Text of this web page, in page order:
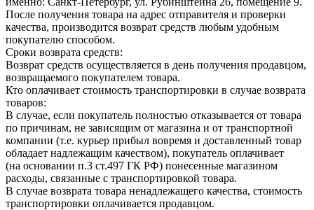
После получения товара на адрес отправителя и проверки
качества, производится возврат средств любым удобным
покупателю способом.
Сроки возврата средств:
Возврат средств осуществляется в день получения продавцом,
возвращаемого покупателем товара.
Кто оплачивает стоимость транспортировки в случае возврата
товаров:
В случае, если покупатель полностью отказывается от товара
по причинам, не зависящим от магазина и от транспортной
компании (т.е. курьер прибыл вовремя и доставленный товар
обладает надлежащим качеством), покупатель оплачивает
(на основании п.3 ст.497 ГК РФ) понесенные магазином
расходы, связанные с транспортировкой товара.
В случае возврата товара ненадлежащего качества, стоимость
транспортировки оплачивается продавцом.